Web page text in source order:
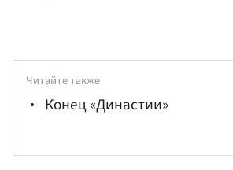
Читайте также
Конец «Династии»